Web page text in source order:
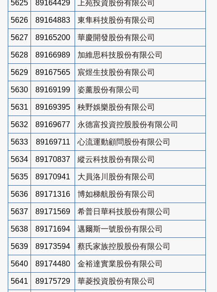
5625 89164429 上苑投資股份有限公司
5626 89164883 東隼科技股份有限公司
5627 89165200 華慶開發股份有限公司
5628 89166989 加維思科技股份有限公司
5629 89167565 宸煜生技股份有限公司
5630 89169199 姿薰股份有限公司
5631 89169395 秧野娛樂股份有限公司
5632 89169677 永德富投資控股股份有限公司
5633 89169711 心流運動顧問股份有限公司
5634 89170837 縱云科技股份有限公司
5635 89170941 大員洛川股份有限公司
5636 89171316 博如梯航股份有限公司
5637 89171569 希普日華科技股份有限公司
5638 89171694 邁爾斯一號股份有限公司
5639 89173594 蔡氏家族控股股份有限公司
5640 89174480 金裕達實業股份有限公司
5641 89175729 華菱投資股份有限公司